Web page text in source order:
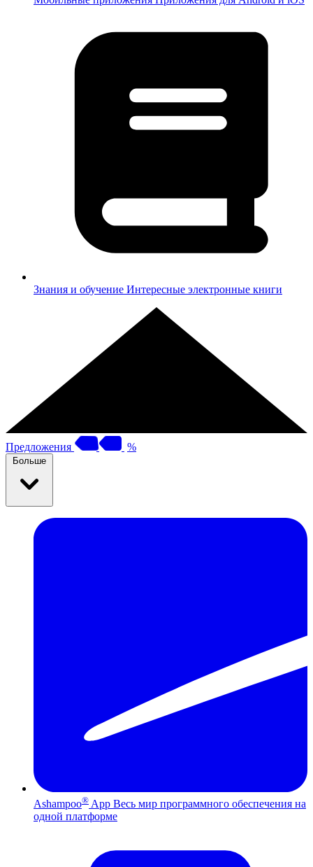
Знания и обучение Интересные электронные книги
Предложения %
Больше
Ashampoo® App Весь мир программного обеспечения на
одной платформе